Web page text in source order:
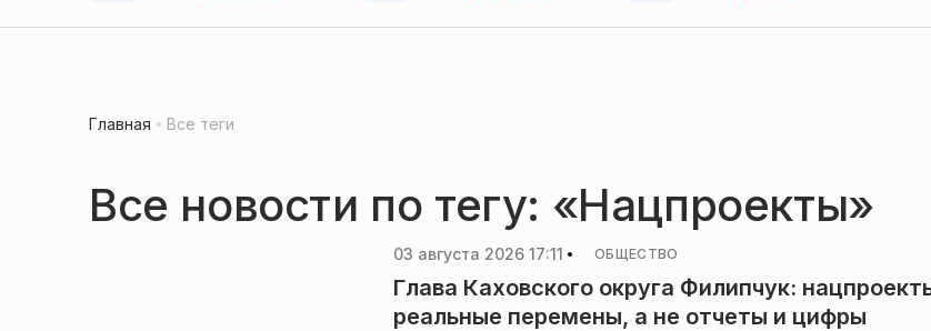
Главная Все теги
Все новости по тегу: «Нацпроекты»
03 августа 2026 17:11 ОБЩЕСТВО
Глава Каховского округа Филипчук:
реальные перемены, а не отчеты и цифры